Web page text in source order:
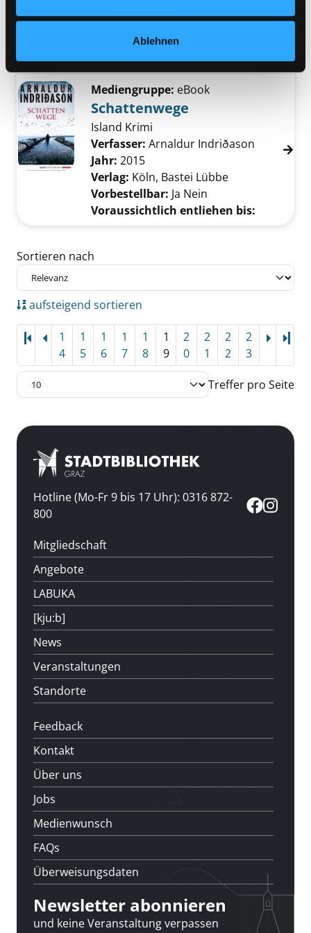
Ablehnen
Jahr:2005
Bergisch Gladbach, Lübbe
Reihe:Kommissar Erlendur; 1
Mediengruppe: eBook
Schattenwege
Island Krimi
Verfasser: Arnaldur Indriðason Suche
Jahr: 2015
Verlag: Köln, Bastei Lübbe
Vorbestellbar: Ja Nein
Voraussichtlich entliehen bis:
Zu den Suchfiltern springen
Sortieren nach
aufsteigend sortieren
1
4
1
5
1
6
1
7
1
8
1
9
2
0
2
1
2
2
2
3
Treffer pro Seite
Hotline (Mo-Fr 9 bis 17 Uhr): 0316 872-
800
Mitgliedschaft
Angebote
LABUKA
[kju:b]
News
Veranstaltungen
Standorte
Feedback
Kontakt
Über uns
Jobs
Medienwunsch
FAQs
Überweisungsdaten
Newsletter abonnieren
und keine Veranstaltung verpassen